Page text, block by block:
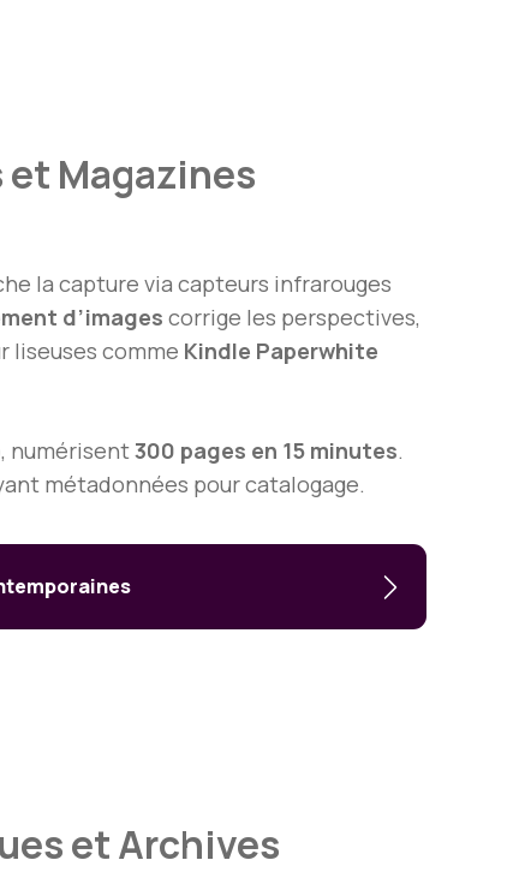
Magazines
la capture via capteurs infrarouges
d’images corrige les perspectives,
liseuses comme Kindle Paperwhite
, numérisent300 pages en 15 minutes.
métadonnées pour catalogage.
et Archives